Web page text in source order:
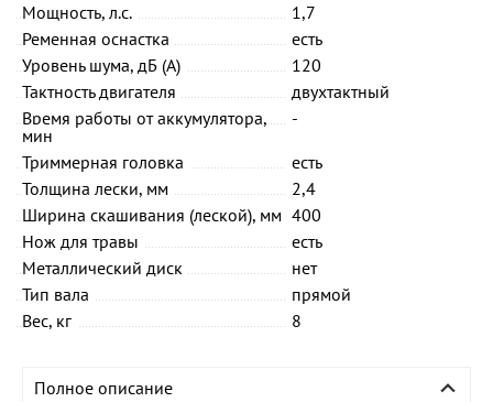
Мощность, л.с.
1,7
Ременная оснастка
есть
Уровень шума, дБ (А)
120
Тактность двигателя
двухтактный
Время работы от аккумулятора,
мин
-
Триммерная головка
есть
Толщина лески, мм
2,4
Ширина скашивания (леской), мм 400
Нож для травы
есть
Металлический диск
нет
Тип вала
прямой
Вес, кг
8
Полное описание